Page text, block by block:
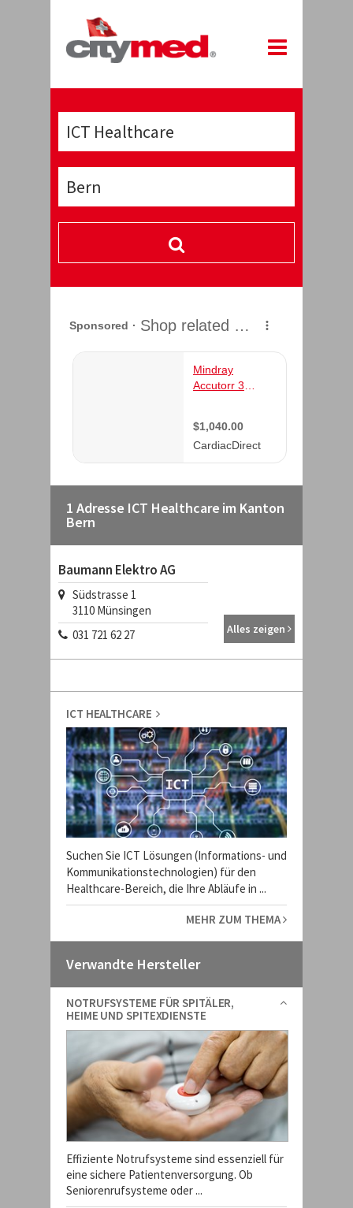
1 Adresse ICT Healthcare im Kanton
Bern
Baumann Elektro AG
Südstrasse 1
3110 Münsingen
031 721 62 27
Alles zeigen
ICT HEALTHCARE
Suchen Sie ICT Lösungen (Informations- und
Kommunikationstechnologien) für den
Healthcare-Bereich, die Ihre Abläufe in ...
MEHR ZUM THEMA
Verwandte Hersteller
NOTRUFSYSTEME FÜR SPITÄLER,
HEIME UND SPITEXDIENSTE
Effiziente Notrufsysteme sind essenziell für
eine sichere Patientenversorgung. Ob
Seniorenrufsysteme oder ...